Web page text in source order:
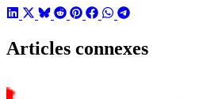
Articles connexes